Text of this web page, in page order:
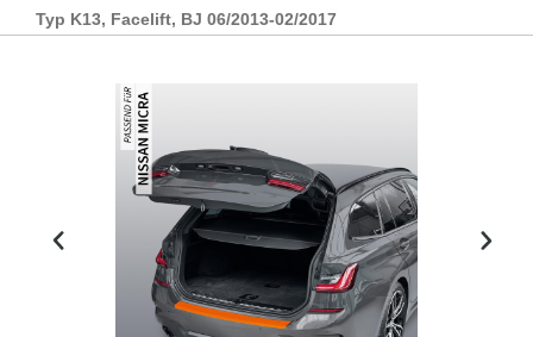
Typ K13, Facelift, BJ 06/2013-02/2017
Bildergalerie überspringen